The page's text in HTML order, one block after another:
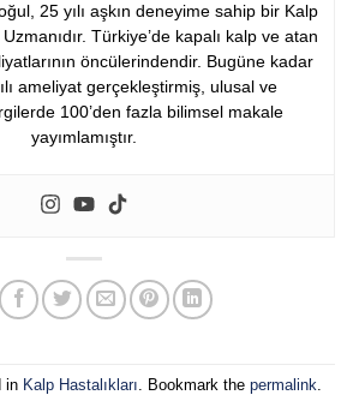
25 yılı aşkın deneyime sahip bir Kalp
Türkiye’de kapalı kalp ve atan
öncülerindendir. Bugüne kadar
ameliyat gerçekleştirmiş, ulusal ve
100’den fazla bilimsel makale
yayımlamıştır.
in Kalp Hastalıkları . Bookmark the permalink